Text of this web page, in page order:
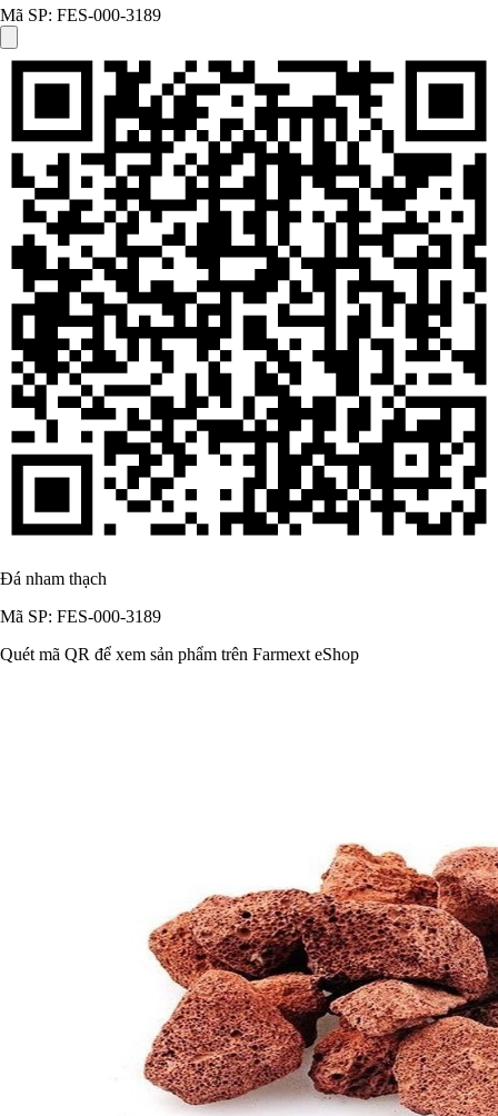
Mã SP: FES-000-3189
Đá nham thạch
Mã SP: FES-000-3189
Quét mã QR để xem sản phẩm trên Farmext eShop